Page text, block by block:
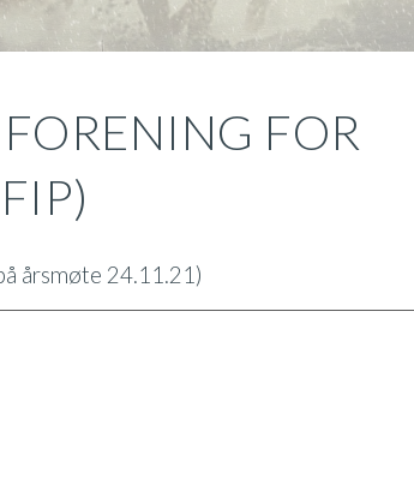
FOR
årsmøte 24.11.21)